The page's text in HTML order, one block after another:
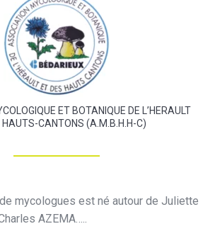
ET BOTANIQUE DE L’HERAULT
HAUTS-CANTONS (A.M.B.H.H-C)
mycologues est né autour de Juliette
AZEMA…..